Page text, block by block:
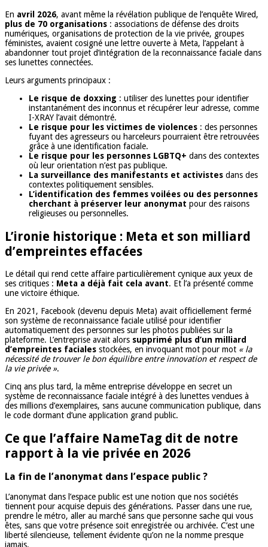
En avril 2026, avant même la révélation publique de l’enquête Wired,
plus de 70 organisations : associations de défense des droits
numériques, organisations de protection de la vie privée, groupes
féministes, avaient cosigné une lettre ouverte à Meta, l’appelant à
abandonner tout projet d’intégration de la reconnaissance faciale dans
ses lunettes connectées.
Leurs arguments principaux :
Le risque de doxxing : utiliser des lunettes pour identifier
instantanément des inconnus et récupérer leur adresse, comme
I-XRAY l’avait démontré.
Le risque pour les victimes de violences : des personnes
fuyant des agresseurs ou harceleurs pourraient être retrouvées
grâce à une identification faciale.
Le risque pour les personnes LGBTQ+ dans des contextes
où leur orientation n’est pas publique.
La surveillance des manifestants et activistes dans des
contextes politiquement sensibles.
L’identification des femmes voilées ou des personnes
cherchant à préserver leur anonymat pour des raisons
religieuses ou personnelles.
L’ironie historique : Meta et son milliard
d’empreintes effacées
Le détail qui rend cette affaire particulièrement cynique aux yeux de
ses critiques : Meta a déjà fait cela avant. Et l’a présenté comme
une victoire éthique.
En 2021, Facebook (devenu depuis Meta) avait officiellement fermé
son système de reconnaissance faciale utilisé pour identifier
automatiquement des personnes sur les photos publiées sur la
plateforme. L’entreprise avait alors supprimé plus d’un milliard
d’empreintes faciales stockées, en invoquant mot pour mot « la
nécessité de trouver le bon équilibre entre innovation et respect de
la vie privée ».
Cinq ans plus tard, la même entreprise développe en secret un
système de reconnaissance faciale intégré à des lunettes vendues à
des millions d’exemplaires, sans aucune communication publique, dans
le code dormant d’une application grand public.
Ce que l’affaire NameTag dit de notre
rapport à la vie privée en 2026
La fin de l’anonymat dans l’espace public ?
L’anonymat dans l’espace public est une notion que nos sociétés
tiennent pour acquise depuis des générations. Passer dans une rue,
prendre le métro, aller au marché sans que personne sache qui vous
êtes, sans que votre présence soit enregistrée ou archivée. C’est une
liberté silencieuse, tellement évidente qu’on ne la nomme presque
jamais.